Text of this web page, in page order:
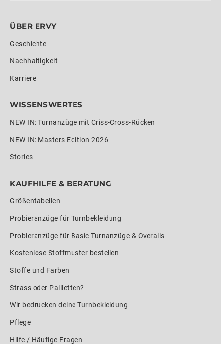
ÜBER ERVY
Geschichte
Nachhaltigkeit
Karriere
WISSENSWERTES
NEW IN: Turnanzüge mit Criss-Cross-Rücken
NEW IN: Masters Edition 2026
Stories
KAUFHILFE & BERATUNG
Größentabellen
Probieranzüge für Turnbekleidung
Probieranzüge für Basic Turnanzüge & Overalls
Kostenlose Stoffmuster bestellen
Stoffe und Farben
Strass oder Pailletten?
Wir bedrucken deine Turnbekleidung
Pflege
Hilfe / Häufige Fragen